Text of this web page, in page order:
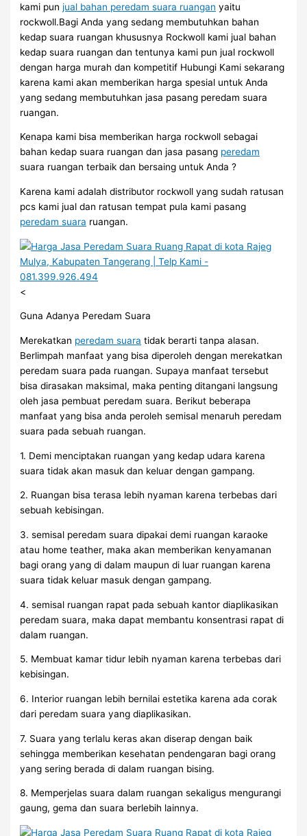
kami punjual bahan peredam suara ruangan yaitu
rockwoll.Bagi Anda yang sedang membutuhkan bahan
kedap suara ruangan khususnya Rockwoll kami jual bahan
kedap suara ruangan dan tentunya kami pun jual rockwoll
dengan harga murah dan kompetitif Hubungi Kami sekarang
karena kami akan memberikan harga spesial untuk Anda
yang sedang membutuhkan jasa pasang peredam suara
ruangan.
Kenapa kami bisa memberikan harga rockwoll sebagai
bahan kedap suara ruangan dan jasa pasang peredam
suara ruangan terbaik dan bersaing untuk Anda ?
Karena kami adalah distributor rockwoll yang sudah ratusan
pcs kami jual dan ratusan tempat pula kami pasang
peredam suara ruangan.
<
Guna Adanya Peredam Suara
Merekatkan peredam suara tidak berarti tanpa alasan.
Berlimpah manfaat yang bisa diperoleh dengan merekatkan
peredam suara pada ruangan. Supaya manfaat tersebut
bisa dirasakan maksimal, maka penting ditangani langsung
oleh jasa pembuat peredam suara. Berikut beberapa
manfaat yang bisa anda peroleh semisal menaruh peredam
suara pada sebuah ruangan.
1. Demi menciptakan ruangan yang kedap udara karena
suara tidak akan masuk dan keluar dengan gampang.
2. Ruangan bisa terasa lebih nyaman karena terbebas dari
sebuah kebisingan.
3. semisal peredam suara dipakai demi ruangan karaoke
atau home teather, maka akan memberikan kenyamanan
bagi orang yang di dalam maupun di luar ruangan karena
suara tidak keluar masuk dengan gampang.
4. semisal ruangan rapat pada sebuah kantor diaplikasikan
peredam suara, maka dapat membantu konsentrasi rapat di
dalam ruangan.
5. Membuat kamar tidur lebih nyaman karena terbebas dari
kebisingan.
6. Interior ruangan lebih bernilai estetika karena ada corak
dari peredam suara yang diaplikasikan.
7. Suara yang terlalu keras akan diserap dengan baik
sehingga memberikan kesehatan pendengaran bagi orang
yang sering berada di dalam ruangan bising.
8. Memperjelas suara dalam ruangan sekaligus mengurangi
gaung, gema dan suara berlebih lainnya.